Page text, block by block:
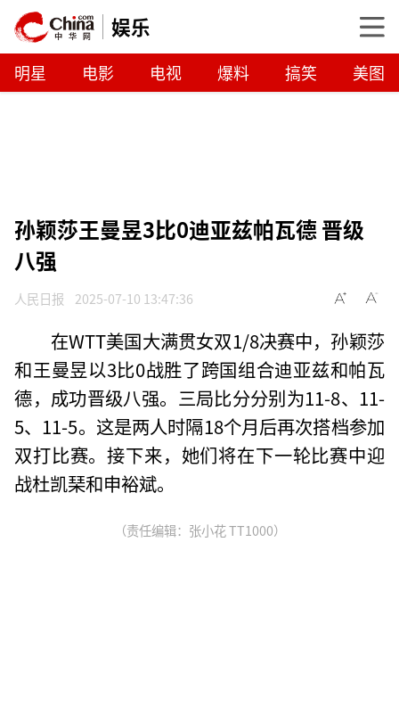
娱乐
明星 电影 电视 爆料 搞笑 美图
孙颖莎王曼昱3比0迪亚兹帕瓦德 晋级
八强
人民日报 2025-07-10 13:47:36
在WTT美国大满贯女双1/8决赛中，孙颖莎
和王曼昱以3比0战胜了跨国组合迪亚兹和帕瓦
德，成功晋级八强。三局比分分别为11-8、11-
5、11-5。这是两人时隔18个月后再次搭档参加
双打比赛。接下来，她们将在下一轮比赛中迎
战杜凯琹和申裕斌。
（责任编辑：张小花 TT1000）